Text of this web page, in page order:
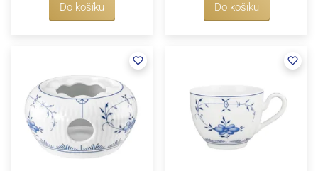
Do košíku Do košíku